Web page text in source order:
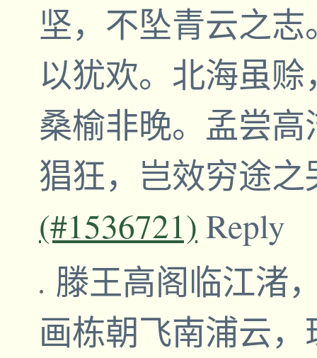
坚，不坠青云之
以犹欢。北海虽
桑榆非晚。孟尝
猖狂，岂效穷途
(#1536721) Reply
滕王高阁临江
画栋朝飞南浦